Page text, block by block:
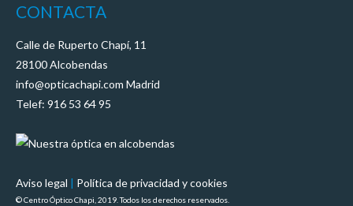
CONTACTA
Calle de Ruperto Chapí, 11
28100 Alcobendas
info@opticachapi.com Madrid
Telef: 916 53 64 95
Aviso legal | Política de privacidad y cookies
© Centro Óptico Chapi, 2019. Todos los derechos reservados.